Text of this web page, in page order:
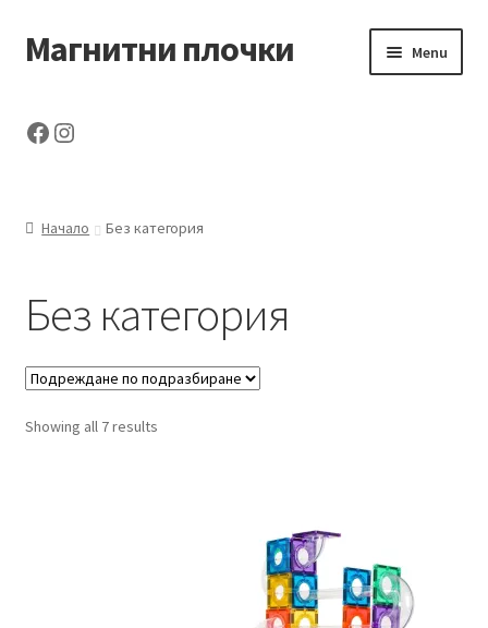
Skip
to
Skip
to
Магнитни плочки Menu
Поръчка
Контакти
Доставка
Facebook
Instagram
Начало Без категория
Без категория
Showing all 7 results